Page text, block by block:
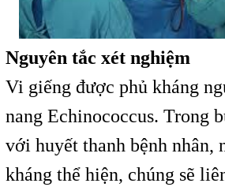
Nguyên tắc xét nghiệm
Vi giếng được phủ kháng
nang Echinococcus. Trong
với huyết thanh bệnh nhân,
kháng thể hiện, chúng sẽ